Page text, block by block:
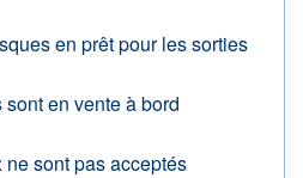
en prêt pour les sorties
en vente à bord
sont pas acceptés